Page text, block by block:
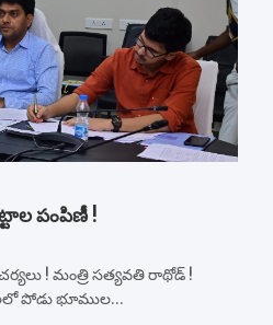
పంపిణీ !
! మంత్రి సత్యవతి రాథోడ్ !
పోడు భూముల…